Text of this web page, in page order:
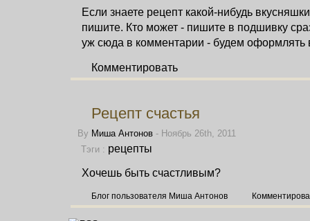
Если знаете рецепт какой-нибудь
пишите. Кто может - пишите в подшивку
уж сюда в комментарии - будем
Комментировать
Рецепт счастья
By Миша Антонов - Ноябрь 26th, 2011
Тэги : рецепты
Хочешь быть счастливым?
Блог пользователя Миша Антонов